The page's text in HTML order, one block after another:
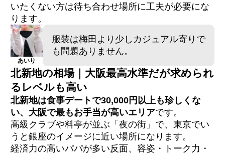
いたくない方は待ち合わせ場所に工夫が必要にな
ります。
あいり
服装は梅田より少しカジュアル寄りで
も問題ありません。
北新地の相場｜大阪最高水準だが求められ
るレベルも高い
北新地は食事デートで30,000円以上も珍しくな
い、大阪で最もお手当が高いエリアです。
高級クラブや料亭が並ぶ「夜の街」で、東京でい
うと銀座のイメージに近い場所になります。
経済力の高いパパが多い反面、容姿・トーク力・